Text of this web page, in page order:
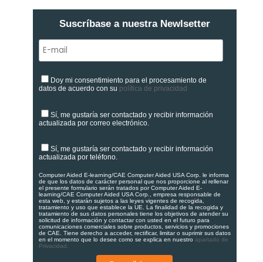
Suscríbase a nuestra Newlsetter
Doy mi consentimiento para el procesamiento de
datos de acuerdo con su política de privacidad
Sí, me gustaría ser contactado y recibir información
actualizada por correo electrónico.
Sí, me gustaría ser contactado y recibir información
actualizada por teléfono.
Computer Aided E-learning/CAE Computer Aided USA Corp. le informa
de que los datos de carácter personal que nos proporcione al rellenar
el presente formulario serán tratados por Computer Aided E-
learning/CAE Computer Aided USA Corp., empresa responsable de
esta web, y estarán sujetos a las leyes vigentes de recogida,
tratamiento y uso que establece la UE. La finalidad de la recogida y
tratamiento de sus datos personales tiene los objetivos de atender su
solicitud de información y contactar con usted en el futuro para
comunicaciones comerciales sobre productos, servicios y promociones
de CAE. Tiene derecho a acceder, rectificar, limitar o suprimir sus datos
en el momento que lo desee como se explica en nuestro apartado de
Privacidad.